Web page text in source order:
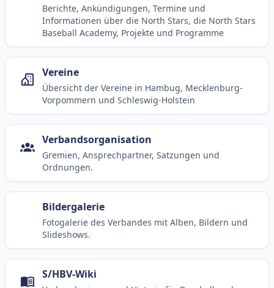
Berichte, Ankündigungen, Termine und
Informationen über die North Stars, die North Stars
Baseball Academy, Projekte und Programme
Vereine
Übersicht der Vereine in Hambug, Mecklenburg-
Vorpommern und Schleswig-Holstein
Verbandsorganisation
Gremien, Ansprechpartner, Satzungen und
Ordnungen.
Bildergalerie
Fotogalerie des Verbandes mit Alben, Bildern und
Slideshows.
S/HBV-Wiki